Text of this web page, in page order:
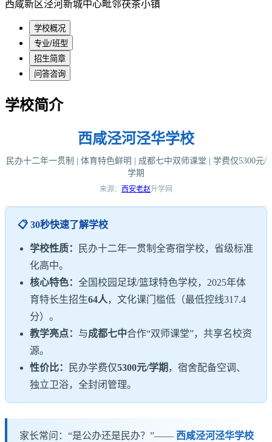
西咸新区泾河新城中心毗邻茯茶小镇
学校概况
专业/班型
招生简章
问答咨询
学校简介
西咸泾河泾华学校
民办十二年一贯制 | 体育特色鲜明 | 成都七中双师课堂 | 学费仅5300元/
学期
来源： 西安老赵升学网
📋 30秒快速了解学校
学校性质：
民办十二年一贯制全寄宿学校，省级标准
化高中。
核心特色： 全国校园足球/篮球特色学校，2025年体
育特长生招生64人，文化课门槛低（最低控线317.4
分）。
教学亮点： 与成都七中合作“双师课堂”，共享名校资
源。
性价比：
民办学费仅5300元/学期 ，宿舍配备空调、
独立卫浴，全封闭管理。
家长常问：“是公办还是民办？”—— 西咸泾河泾华学校